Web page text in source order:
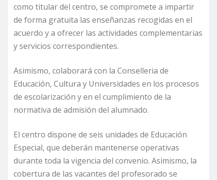
como titular del centro, se compromete a impartir
de forma gratuita las enseñanzas recogidas en el
acuerdo y a ofrecer las actividades complementarias
y servicios correspondientes.
Asimismo, colaborará con la Conselleria de
Educación, Cultura y Universidades en los procesos
de escolarización y en el cumplimiento de la
normativa de admisión del alumnado.
El centro dispone de seis unidades de Educación
Especial, que deberán mantenerse operativas
durante toda la vigencia del convenio. Asimismo, la
cobertura de las vacantes del profesorado se